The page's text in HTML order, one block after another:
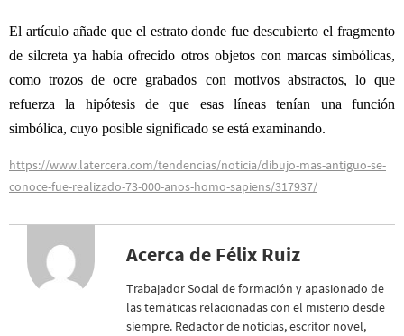
El artículo añade que el estrato donde fue descubierto el fragmento
de silcreta ya había ofrecido otros objetos con marcas simbólicas,
como trozos de ocre grabados con motivos abstractos, lo que
refuerza la hipótesis de que esas líneas tenían una función
simbólica, cuyo posible significado se está examinando.
https://www.latercera.com/tendencias/noticia/dibujo-mas-antiguo-se-
conoce-fue-realizado-73-000-anos-homo-sapiens/317937/
Acerca de Félix Ruiz
Trabajador Social de formación y apasionado de
las temáticas relacionadas con el misterio desde
siempre. Redactor de noticias, escritor novel,